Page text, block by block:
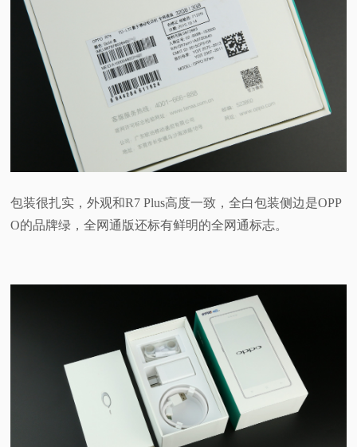
包装很扎实，外观和R7 Plus高度一致，全白包装侧边是OPP
O的品牌绿，全网通版还标有鲜明的全网通标志。